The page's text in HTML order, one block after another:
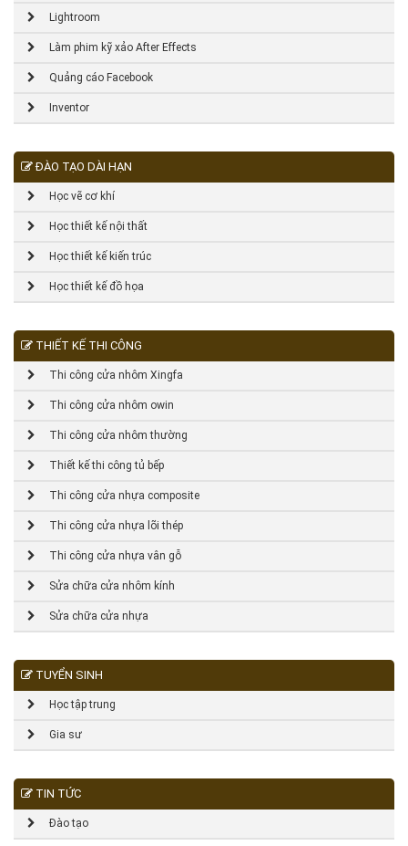
Lightroom
Làm phim kỹ xảo After Effects
Quảng cáo Facebook
Inventor
ĐÀO TẠO DÀI HẠN
Học vẽ cơ khí
Học thiết kế nội thất
Học thiết kế kiến trúc
Học thiết kế đồ họa
THIẾT KẾ THI CÔNG
Thi công cửa nhôm Xingfa
Thi công cửa nhôm owin
Thi công cửa nhôm thường
Thiết kế thi công tủ bếp
Thi công cửa nhựa composite
Thi công cửa nhựa lõi thép
Thi công cửa nhựa vân gỗ
Sửa chữa cửa nhôm kính
Sửa chữa cửa nhựa
TUYỂN SINH
Học tập trung
Gia sư
TIN TỨC
Đào tạo